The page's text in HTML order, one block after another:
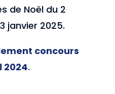
de Noël du 2
janvier 2025.
concours
2024.